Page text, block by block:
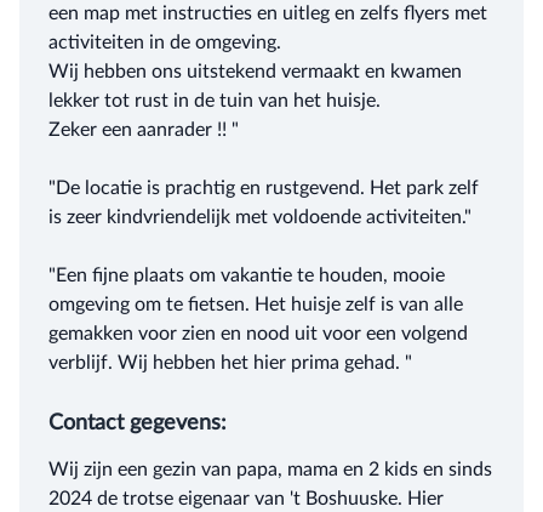
een map met instructies en uitleg en zelfs flyers met
activiteiten in de omgeving.
Wij hebben ons uitstekend vermaakt en kwamen
lekker tot rust in de tuin van het huisje.
Zeker een aanrader !! "
"De locatie is prachtig en rustgevend. Het park zelf
is zeer kindvriendelijk met voldoende activiteiten."
"Een fijne plaats om vakantie te houden, mooie
omgeving om te fietsen. Het huisje zelf is van alle
gemakken voor zien en nood uit voor een volgend
verblijf. Wij hebben het hier prima gehad. "
Contact gegevens:
Wij zijn een gezin van papa, mama en 2 kids en sinds
2024 de trotse eigenaar van 't Boshuuske. Hier